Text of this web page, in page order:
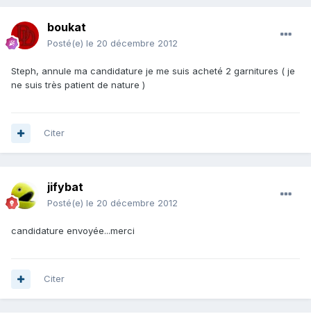
boukat
Posté(e) le 20 décembre 2012
Steph, annule ma candidature je me suis acheté 2 garnitures ( je
ne suis très patient de nature )
Citer
jifybat
Posté(e) le 20 décembre 2012
candidature envoyée...merci
Citer